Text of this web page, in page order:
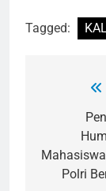
Tagged:
Polri